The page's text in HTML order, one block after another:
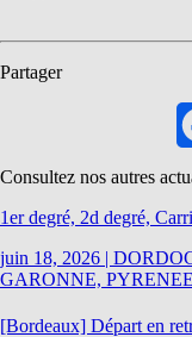
Partager
Consultez nos autres
1er degré, 2d degré,
juin 18, 2026 |
GARONNE,
[Bordeaux] Départ en